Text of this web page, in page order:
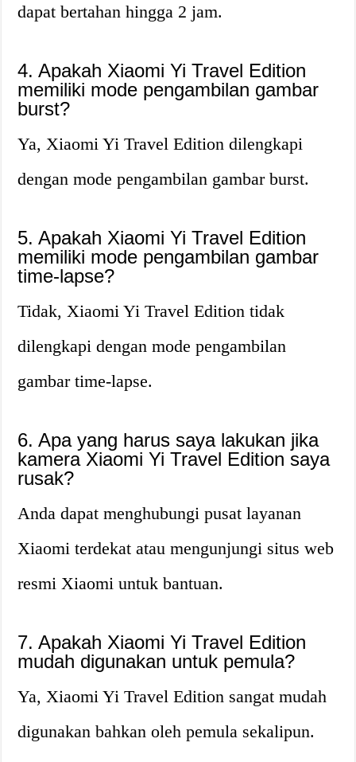
dapat bertahan hingga 2 jam.
4. Apakah Xiaomi Yi Travel Edition
memiliki mode pengambilan gambar
burst?
Ya, Xiaomi Yi Travel Edition dilengkapi
dengan mode pengambilan gambar burst.
5. Apakah Xiaomi Yi Travel Edition
memiliki mode pengambilan gambar
time-lapse?
Tidak, Xiaomi Yi Travel Edition tidak
dilengkapi dengan mode pengambilan
gambar time-lapse.
6. Apa yang harus saya lakukan jika
kamera Xiaomi Yi Travel Edition saya
rusak?
Anda dapat menghubungi pusat layanan
Xiaomi terdekat atau mengunjungi situs web
resmi Xiaomi untuk bantuan.
7. Apakah Xiaomi Yi Travel Edition
mudah digunakan untuk pemula?
Ya, Xiaomi Yi Travel Edition sangat mudah
digunakan bahkan oleh pemula sekalipun.